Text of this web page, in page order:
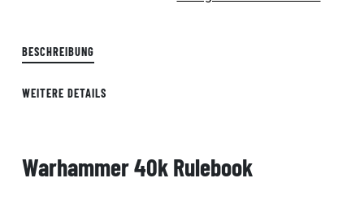
BESCHREIBUNG
WEITERE DETAILS
Warhammer 40k Rulebook